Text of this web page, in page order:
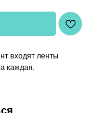
входят ленты
каждая.